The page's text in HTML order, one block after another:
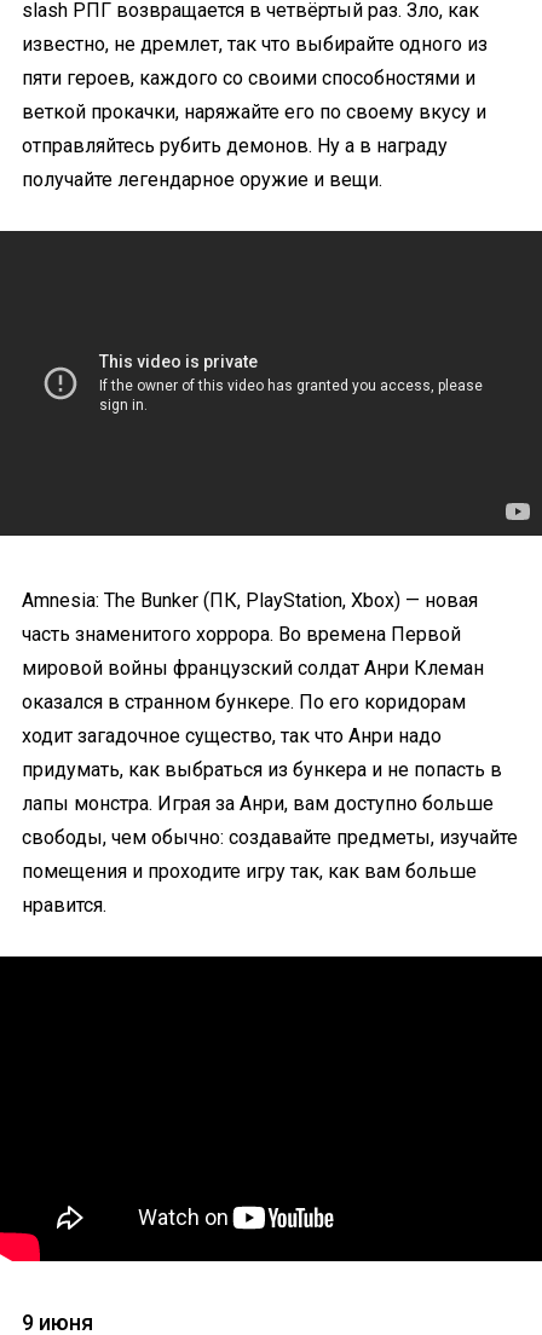
slash РПГ возвращается в четвёртый раз. Зло, как
известно, не дремлет, так что выбирайте одного из
пяти героев, каждого со своими способностями и
веткой прокачки, наряжайте его по своему вкусу и
отправляйтесь рубить демонов. Ну а в награду
получайте легендарное оружие и вещи.
Amnesia: The Bunker (ПК, PlayStation, Xbox) — новая
часть знаменитого хоррора. Во времена Первой
мировой войны французский солдат Анри Клеман
оказался в странном бункере. По его коридорам
ходит загадочное существо, так что Анри надо
придумать, как выбраться из бункера и не попасть в
лапы монстра. Играя за Анри, вам доступно больше
свободы, чем обычно: создавайте предметы, изучайте
помещения и проходите игру так, как вам больше
нравится.
9 июня